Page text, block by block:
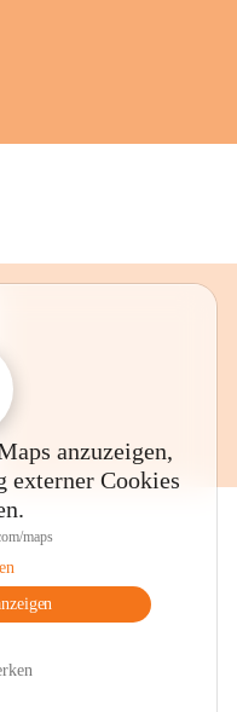
anzuzeigen,
externer Cookies
maps